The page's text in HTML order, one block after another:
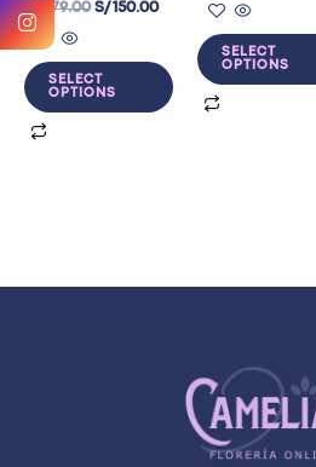
279.00 S/150.00
SELECT
OPTIONS
SELECT
OPTIONS